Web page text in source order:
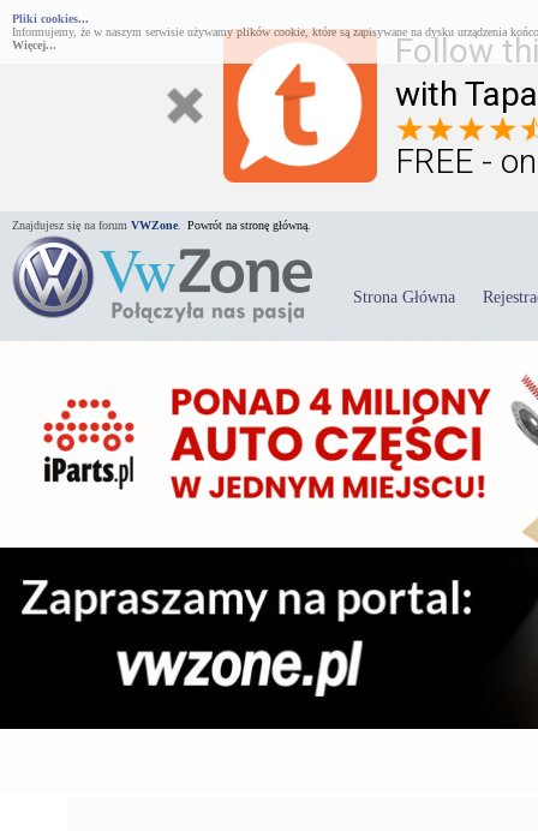
Follow
with
FREE -
Pliki cookies...
Informujemy, że w naszym serwisie używamy plików cookie, które są zapisywane na dysku urządzenia
Więcej...
Znajdujesz się na forum VWZone Powrót na stronę główną.
Strona Główna